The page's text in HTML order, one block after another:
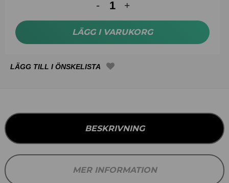
LÄGG I VARUKORG
BESKRIVNING
MER INFORMATION